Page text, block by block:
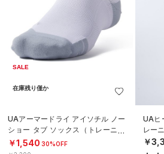
SALE
在庫残り僅か
UAアーマードライ アイソチル ノー
ショー タブ ソックス（トレーニン
グ/UNISEX）
￥1,540 30%OFF
UAヒ
レー
￥